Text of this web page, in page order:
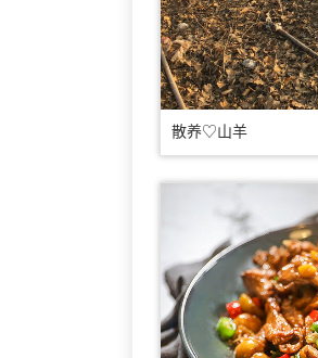
散养♡山羊